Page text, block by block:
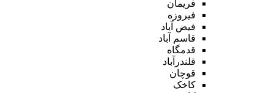
فریمان
فیروزه
فیض آباد
قاسم آباد
قدمگاه
قلندرآباد
قوچان
کاخک